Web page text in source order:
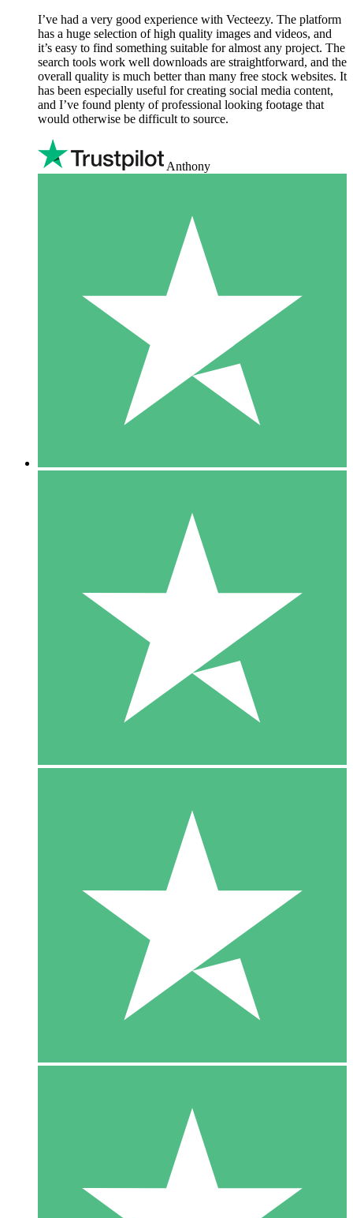
I’ve had a very good experience with Vecteezy. The platform
has a huge selection of high quality images and videos, and
it’s easy to find something suitable for almost any project. The
search tools work well downloads are straightforward, and the
overall quality is much better than many free stock websites. It
has been especially useful for creating social media content,
and I’ve found plenty of professional looking footage that
would otherwise be difficult to source.
Anthony